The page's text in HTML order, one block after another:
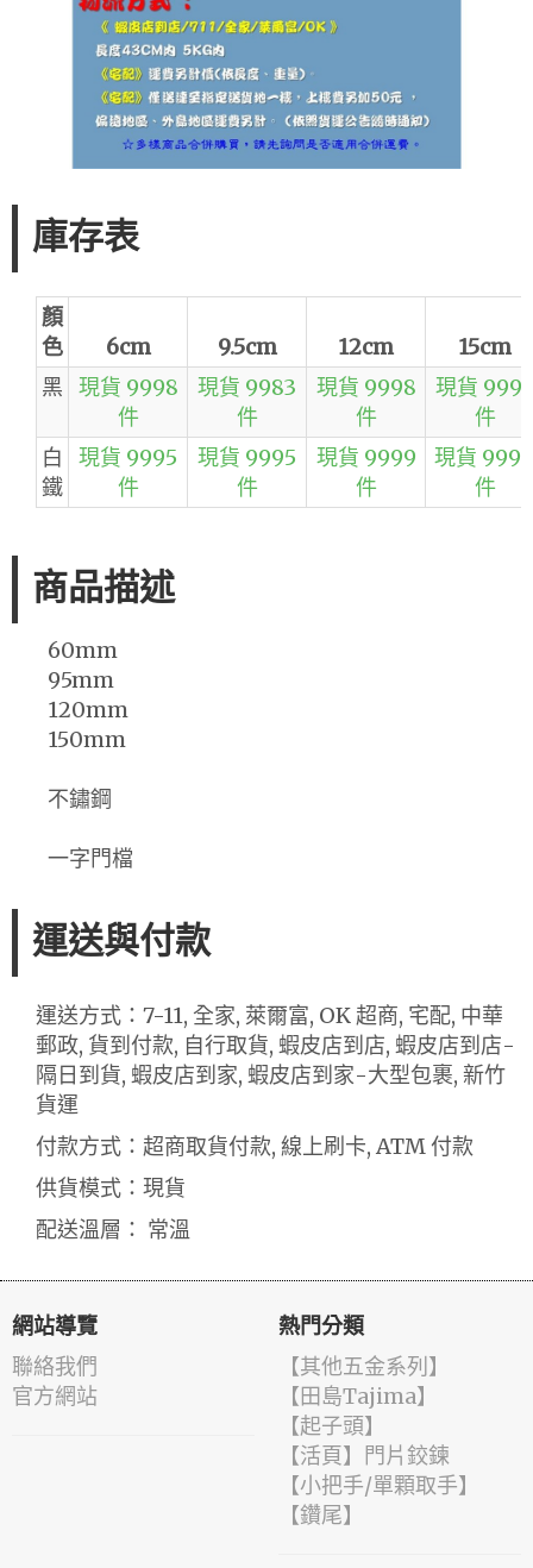
庫存表
顏
色
6cm 9.5cm 12cm
15cm
黑
現貨 9998
件
現貨 9983
件
現貨 9998
件
現貨
件
白
鐵
現貨 9995
件
現貨 9995
件
現貨 9999
件
現貨
件
商品描述
60mm
95mm
120mm
150mm
不鏽鋼
一字門檔
運送與付款
運送方式：7-11, 全家, 萊爾富, OK 超商, 宅配, 中華
郵政, 貨到付款, 自行取貨, 蝦皮店到店, 蝦皮店到店-
隔日到貨, 蝦皮店到家, 蝦皮店到家-大型包裹, 新竹
貨運
付款方式：超商取貨付款, 線上刷卡, ATM 付款
供貨模式：現貨
配送溫層： 常溫
網站導覽
聯絡我們
官方網站
熱門分類
【其他五金系列】
【田島Tajima】
【起子頭】
【活頁】門片鉸鍊
【小把手/單顆取手】
【鑽尾】